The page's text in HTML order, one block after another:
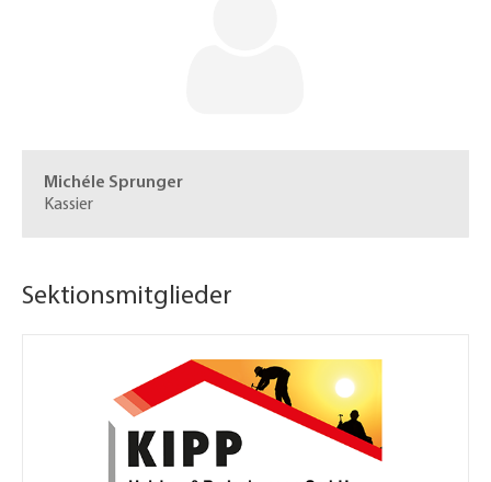
Michéle Sprunger
Kassier
Sektionsmitglieder